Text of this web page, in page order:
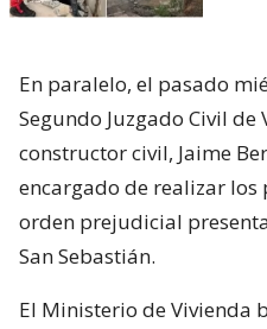
En paralelo, el pasado
Segundo Juzgado Civil
constructor civil, Jaime
encargado de realizar los
orden prejudicial
San Sebastián.
El Ministerio de Vivienda